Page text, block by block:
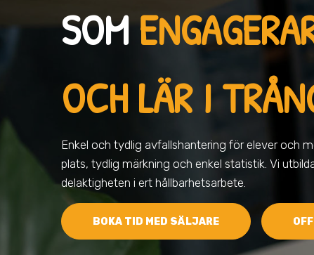
SOM
OCH LÄR I
Enkel och tydlig avfallshantering för elever och
plats, tydlig märkning och enkel statistik. Vi
delaktigheten i ert hållbarhetsarbete.
BOKA TID MED SÄLJARE